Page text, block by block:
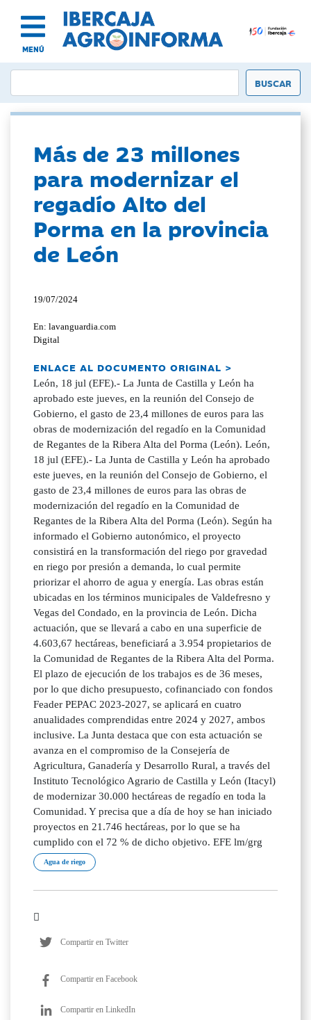
MENÚ
Más de 23 millones
para modernizar el
regadío Alto del
Porma en la provincia
de León
19/07/2024
En: lavanguardia.com
Digital
ENLACE AL DOCUMENTO ORIGINAL >
León, 18 jul (EFE).- La Junta de Castilla y León ha
aprobado este jueves, en la reunión del Consejo de
Gobierno, el gasto de 23,4 millones de euros para las
obras de modernización del regadío en la Comunidad
de Regantes de la Ribera Alta del Porma (León). León,
18 jul (EFE).- La Junta de Castilla y León ha aprobado
este jueves, en la reunión del Consejo de Gobierno, el
gasto de 23,4 millones de euros para las obras de
modernización del regadío en la Comunidad de
Regantes de la Ribera Alta del Porma (León). Según ha
informado el Gobierno autonómico, el proyecto
consistirá en la transformación del riego por gravedad
en riego por presión a demanda, lo cual permite
priorizar el ahorro de agua y energía. Las obras están
ubicadas en los términos municipales de Valdefresno y
Vegas del Condado, en la provincia de León. Dicha
actuación, que se llevará a cabo en una superficie de
4.603,67 hectáreas, beneficiará a 3.954 propietarios de
la Comunidad de Regantes de la Ribera Alta del Porma.
El plazo de ejecución de los trabajos es de 36 meses,
por lo que dicho presupuesto, cofinanciado con fondos
Feader PEPAC 2023-2027, se aplicará en cuatro
anualidades comprendidas entre 2024 y 2027, ambos
inclusive. La Junta destaca que con esta actuación se
avanza en el compromiso de la Consejería de
Agricultura, Ganadería y Desarrollo Rural, a través del
Instituto Tecnológico Agrario de Castilla y León (Itacyl)
de modernizar 30.000 hectáreas de regadío en toda la
Comunidad. Y precisa que a día de hoy se han iniciado
proyectos en 21.746 hectáreas, por lo que se ha
cumplido con el 72 % de dicho objetivo. EFE lm/grg
Agua de riego
Compartir en Twitter
Compartir en Facebook
Compartir en LinkedIn